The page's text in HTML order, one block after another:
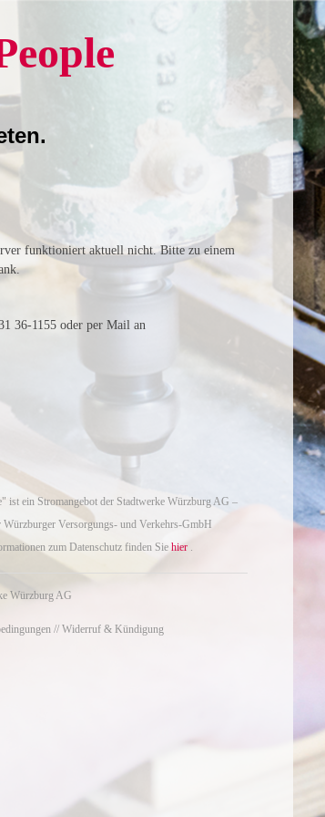
funktioniert aktuell nicht. Bitte zu einem
36-1155 oder per Mail an
ist ein Stromangebot der Stadtwerke Würzburg AG –
Würzburger Versorgungs- und Verkehrs-GmbH
zum Datenschutz finden Siehier .
Würzburg AG
//Widerruf & Kündigung